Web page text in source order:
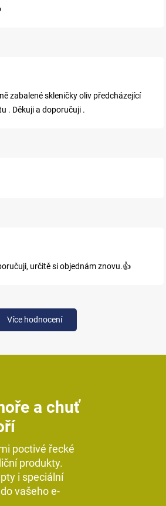
zabalené skleničky oliv předcházející
. Děkuji a doporučuji .
určitě si objednám znovu.👍
Více hodnocení
a chuť
poctivé řecké
produkty.
i speciální
vašeho e-